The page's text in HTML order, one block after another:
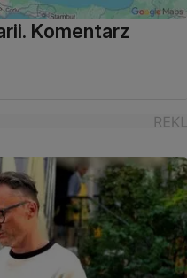
Komentarz